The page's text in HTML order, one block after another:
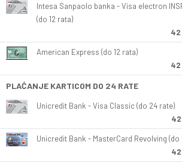
Intesa Sanpaolo banka - Visa electron
(do 12 rata)
42
American Express (do 12 rata)
42
PLAĆANJE KARTICOM DO 24 RATE
Unicredit Bank - Visa Classic (do 24 rate)
42
Unicredit Bank - MasterCard Revolving (do
42